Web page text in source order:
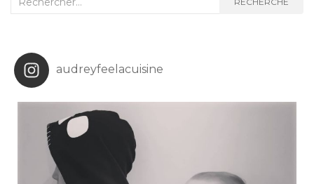
audreyfeelacuisine